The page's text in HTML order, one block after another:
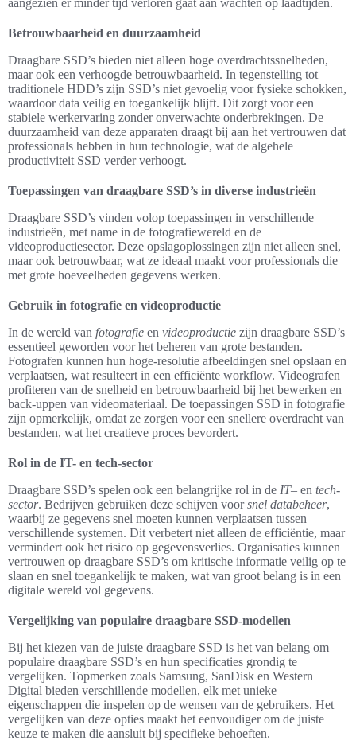
aangezien er minder tijd verloren gaat aan wachten op laadtijden.
Betrouwbaarheid en duurzaamheid
Draagbare SSD’s bieden niet alleen hoge overdrachtssnelheden,
maar ook een verhoogde betrouwbaarheid. In tegenstelling tot
traditionele HDD’s zijn SSD’s niet gevoelig voor fysieke schokken,
waardoor data veilig en toegankelijk blijft. Dit zorgt voor een
stabiele werkervaring zonder onverwachte onderbrekingen. De
duurzaamheid van deze apparaten draagt bij aan het vertrouwen dat
professionals hebben in hun technologie, wat de algehele
productiviteit SSD verder verhoogt.
Toepassingen van draagbare SSD’s in diverse industrieën
Draagbare SSD’s vinden volop toepassingen in verschillende
industrieën, met name in de fotografiewereld en de
videoproductiesector. Deze opslagoplossingen zijn niet alleen snel,
maar ook betrouwbaar, wat ze ideaal maakt voor professionals die
met grote hoeveelheden gegevens werken.
Gebruik in fotografie en videoproductie
In de wereld van fotografie en videoproductie zijn draagbare SSD’s
essentieel geworden voor het beheren van grote bestanden.
Fotografen kunnen hun hoge-resolutie afbeeldingen snel opslaan en
verplaatsen, wat resulteert in een efficiënte workflow. Videografen
profiteren van de snelheid en betrouwbaarheid bij het bewerken en
back-uppen van videomateriaal. De toepassingen SSD in fotografie
zijn opmerkelijk, omdat ze zorgen voor een snellere overdracht van
bestanden, wat het creatieve proces bevordert.
Rol in de IT- en tech-sector
Draagbare SSD’s spelen ook een belangrijke rol in de IT– en tech-
sector. Bedrijven gebruiken deze schijven voorsnel databeheer,
waarbij ze gegevens snel moeten kunnen verplaatsen tussen
verschillende systemen. Dit verbetert niet alleen de efficiëntie, maar
vermindert ook het risico op gegevensverlies. Organisaties kunnen
vertrouwen op draagbare SSD’s om kritische informatie veilig op te
slaan en snel toegankelijk te maken, wat van groot belang is in een
digitale wereld vol gegevens.
Vergelijking van populaire draagbare SSD-modellen
Bij het kiezen van de juiste draagbare SSD is het van belang om
populaire draagbare SSD’s en hun specificaties grondig te
vergelijken. Topmerken zoals Samsung, SanDisk en Western
Digital bieden verschillende modellen, elk met unieke
eigenschappen die inspelen op de wensen van de gebruikers. Het
vergelijken van deze opties maakt het eenvoudiger om de juiste
keuze te maken die aansluit bij specifieke behoeften.